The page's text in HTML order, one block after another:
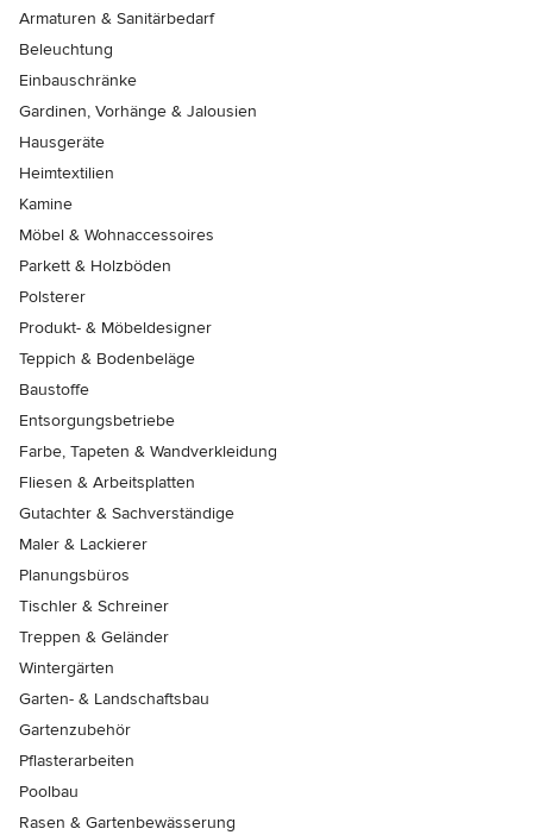
Armaturen & Sanitärbedarf
Beleuchtung
Einbauschränke
Gardinen, Vorhänge & Jalousien
Hausgeräte
Heimtextilien
Kamine
Möbel & Wohnaccessoires
Parkett & Holzböden
Polsterer
Produkt- & Möbeldesigner
Teppich & Bodenbeläge
Baustoffe
Entsorgungsbetriebe
Farbe, Tapeten & Wandverkleidung
Fliesen & Arbeitsplatten
Gutachter & Sachverständige
Maler & Lackierer
Planungsbüros
Tischler & Schreiner
Treppen & Geländer
Wintergärten
Garten- & Landschaftsbau
Gartenzubehör
Pflasterarbeiten
Poolbau
Rasen & Gartenbewässerung